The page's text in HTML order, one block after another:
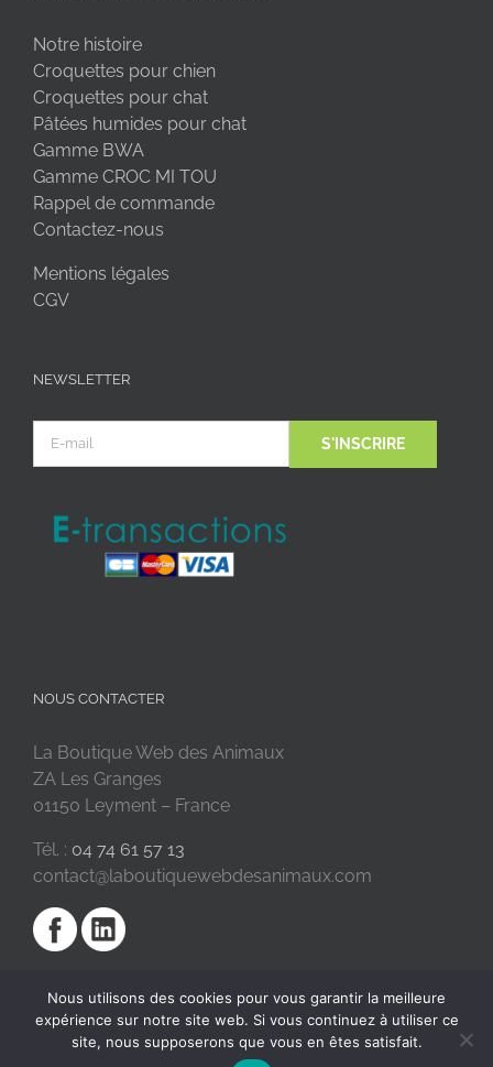
Notre histoire
Croquettes pour chien
Croquettes pour chat
Pâtées humides pour chat
Gamme BWA
Gamme CROC MI TOU
Rappel de commande
Contactez-nous
Mentions légales
CGV
NEWSLETTER
NOUS CONTACTER
La Boutique Web des Animaux
ZA Les Granges
01150 Leyment – France
Tél. : 04 74 61 57 13
contact@laboutiquewebdesanimaux.com
Nous utilisons des cookies pour vous garantir la meilleure
expérience sur notre site web. Si vous continuez à utiliser ce
site, nous supposerons que vous en êtes satisfait.